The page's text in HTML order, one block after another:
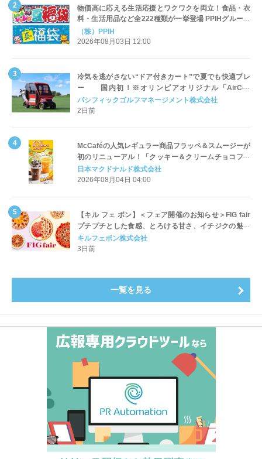
物価高に応える生活応援とワクワクを両立！食品・衣
料・生活用品など全222種類が一挙登場 PPIHグループ
「夏福袋」＆セール 8月6日(木)より順次スタート
（株）PPIH
2026年08月03日 12:00
冷気を逃がさない“ドア付きカート”で夏でも快適プレ
ー 国内初！※オリンピアオリジナル「AirCon
Cart（エアコンカート）」導入 | ＰＧＭ
パシフィックゴルフマネージメント株式会社
2日前
McCaféの人気レギュラー商品フラッペ＆スムージーが
初のリニューアル！「クッキー＆クリームチョコフラ
ッペ」「マンゴースムージー」8月5日（水）から販売
開始
日本マクドナルド株式会社
2026年08月04日 04:00
【キル フェ ボン】＜フェア開催のお知らせ＞FIG fair
プチプチとした食感、とろける甘さ、イチジクの魅力
をたっぷりと。新作を含め、イチジク尽くしの全4種が
登場8月20日（木）スタート
キルフェボン株式会社
3日前
一覧を見る